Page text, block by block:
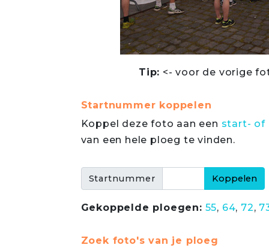
Tip: <- voor de vorige
Startnummer koppelen
Koppel deze foto aan een start- of
van een hele ploeg te vinden.
Startnummer
Gekoppelde ploegen: 55, 64, 72,
Zoek foto's van je ploeg